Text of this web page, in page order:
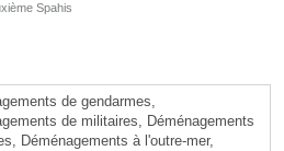
Spahis
de gendarmes,
de militaires, Déménagements
Déménagements à l'outre-mer,